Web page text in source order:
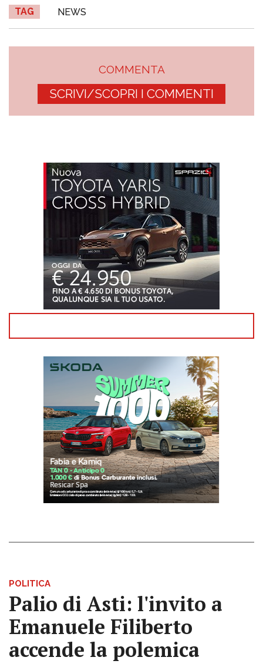
TAG NEWS
COMMENTA
SCRIVI/SCOPRI I COMMENTI
POLITICA
Palio di Asti: l'invito a
Emanuele Filiberto
accende la polemica